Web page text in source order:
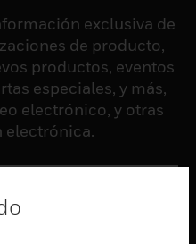
exclusiva de
de producto,
productos, eventos
especiales, y más,
electrónico, y otras
electrónica.